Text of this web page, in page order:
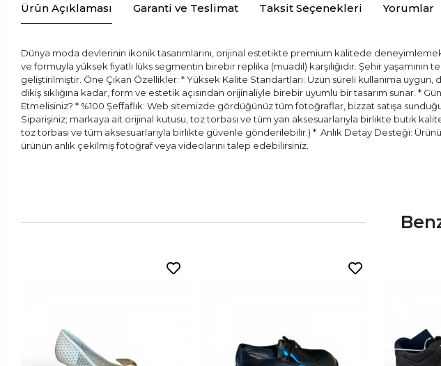
Ürün Açıklaması Garanti ve Teslimat Taksit Seçenekleri Yorumlar
Dünya moda devlerinin ikonik tasarımlarını, orijinal estetikte premium kalitede
ve formuyla yüksek fiyatlı lüks segmentin birebir replika (muadil) karşılığıdır. Şehir
geliştirilmiştir. Öne Çıkan Özellikler: * Yüksek Kalite Standartları: Uzun süreli kullanıma
dikiş sıklığına kadar, form ve estetik açısından orijinaliyle birebir uyumlu bir tasarım sunar. *
Etmelisiniz? * %100 Şeffaflık: Web sitemizde gördüğünüz tüm fotoğraflar, bizzat satışa
Siparişiniz; markaya ait orijinal kutusu, toz torbası ve tüm yan aksesuarlarıyla birlikte butik
toz torbası ve tüm aksesuarlarıyla birlikte güvenle gönderilebilir.) * ⁠ Anlık Detay Desteği:
ürünün anlık çekilmiş fotoğraf veya videolarını talep edebilirsiniz.